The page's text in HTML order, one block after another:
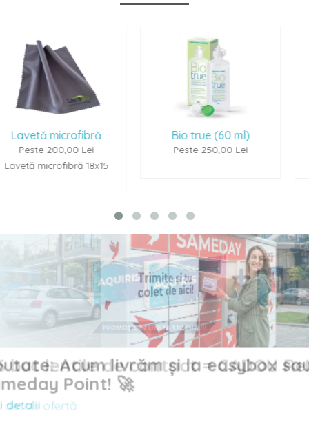
Bio true (60 ml)
Peste 250,00 Lei
Renu Multiplus
Peste 250,00
lentile de contact = CADOU
Noutate: Acum livrăm și la easybox sau
Sameday Point! 🚀
Vezi detalii